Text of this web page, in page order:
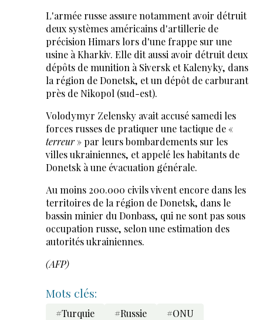
L'armée russe assure notamment avoir détruit
deux systèmes américains d'artillerie de
précision Himars lors d'une frappe sur une
usine à Kharkiv. Elle dit aussi avoir détruit deux
dépôts de munition à Siversk et Kalenyky, dans
la région de Donetsk, et un dépôt de carburant
près de Nikopol (sud-est).
Volodymyr Zelensky avait accusé samedi les
forces russes de pratiquer une tactique de «
terreur» par leurs bombardements sur les
villes ukrainiennes, et appelé les habitants de
Donetsk à une évacuation générale.
Au moins 200.000 civils vivent encore dans les
territoires de la région de Donetsk, dans le
bassin minier du Donbass, qui ne sont pas sous
occupation russe, selon une estimation des
autorités ukrainiennes.
(AFP)
Mots clés:
#Turquie #Russie #ONU